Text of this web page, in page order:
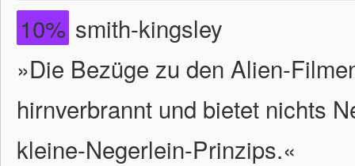
10% smith-kingsley
»Die Bezüge zu den Alien-
hirnverbrannt und bietet nichts
kleine-Negerlein-Prinzips.«